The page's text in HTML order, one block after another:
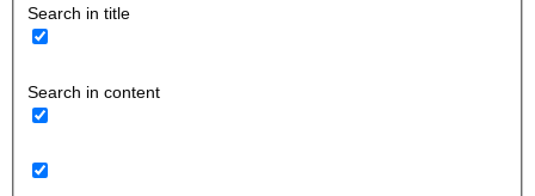
Search in title
Search in content